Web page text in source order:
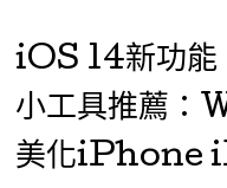
iOS 14新功能
小工具推薦
美化iPhone